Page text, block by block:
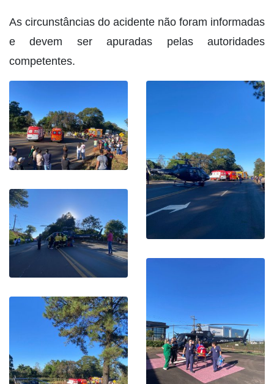
As circunstâncias do acidente não foram informadas
e devem ser apuradas pelas autoridades
competentes.